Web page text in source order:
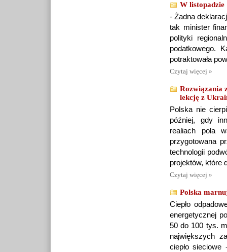
W listopadzie
- Żadna
tak minister
polityki
podatkowego.
potraktowała
Czytaj więcej »
Rozwiązania
lekcję z
Polska nie
później, gdy
realiach pola
przygotowana
technologii
projektów, które
Czytaj więcej »
Polska
Ciepło
energetycznej
50 do 100 tys.
największych
ciepło